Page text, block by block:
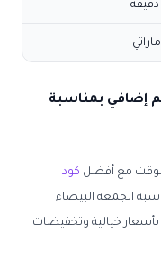
60% + 15% خصم إضافي بمناسبة
مع أفضل كود
بمناسبة الجمعة البيضاء
بأسعار خيالية وتخفيضات